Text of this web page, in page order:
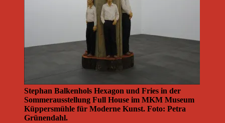
Stephan Balkenhols Hexagon und Fries in der
Sommerausstellung Full House im MKM Museum
Küppersmühle für Moderne Kunst. Foto: Petra
Grünendahl.